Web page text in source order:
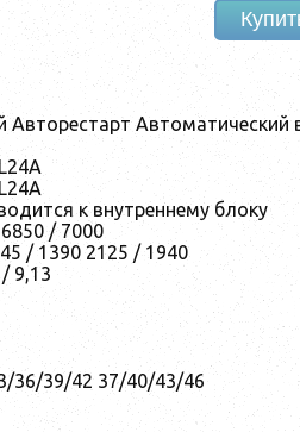
Авторестарт
к внутреннему блоку
/ 7000
/ 1390 2125 / 1940
9,13
36/39/42 37/40/43/46